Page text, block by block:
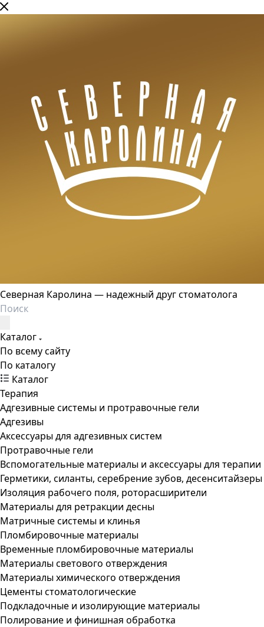
Северная Каролина — надежный друг стоматолога
Каталог
По всему сайту
По каталогу
Каталог
Терапия
Адгезивные системы и протравочные гели
Адгезивы
Аксессуары для адгезивных систем
Протравочные гели
Вспомогательные материалы и аксессуары для терапии
Герметики, силанты, серебрение зубов, десенситайзеры
Изоляция рабочего поля, роторасширители
Материалы для ретракции десны
Матричные системы и клинья
Пломбировочные материалы
Временные пломбировочные материалы
Материалы светового отверждения
Материалы химического отверждения
Цементы стоматологические
Подкладочные и изолирующие материалы
Полирование и финишная обработка